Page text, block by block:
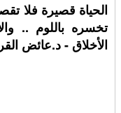
الحياة قصيرة فلا
تخسره باللوم ..
الأخلاق - د.عائض